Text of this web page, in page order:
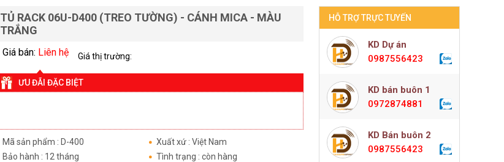
TỦ RACK 06U-D400 (TREO TƯỜNG) - CÁNH MICA - MÀU
TRẮNG
Giá bán: Liên hệ Giá thị trường:
ƯU ĐÃI ĐẶC BIỆT
Mã sản phẩm : D-400
Xuất xứ : Việt Nam
Bảo hành : 12 tháng
Tình trạng : còn hàng
HỖ TRỢ TRỰC TUYẾN
KD Dự án
0987556423
KD bán buôn 1
0972874881
KD Bán buôn 2
0987556423